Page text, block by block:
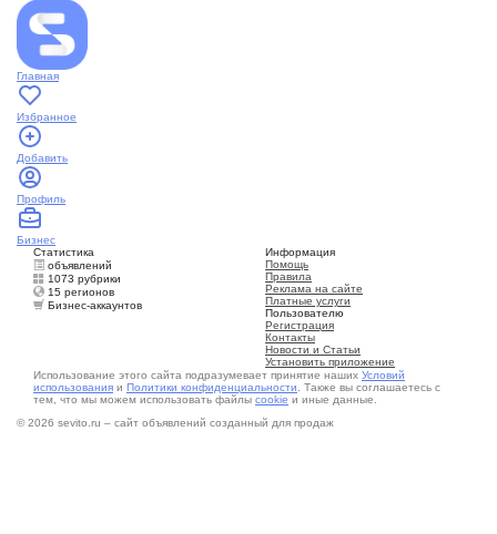
Главная
Избранное
Добавить
Профиль
Бизнес
Статистика
объявлений
1073 рубрики
15 регионов
Бизнес-аккаунтов
Информация
Помощь
Правила
Реклама на сайте
Платные услуги
Пользователю
Регистрация
Контакты
Новости и Статьи
Установить приложение
Использование этого сайта подразумевает принятие наших Условий
использования и Политики конфиденциальности . Также вы соглашаетесь с
тем, что мы можем использовать файлы cookie и иные данные.
© 2026 sevito.ru – сайт объявлений созданный для продаж